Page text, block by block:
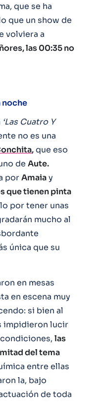
que se ha
que un show de
volviera a
las 00:35 no
noche
‘Las Cuatro Y
no es una
,que eso
de Aute.
porAmaiay
que tienen pinta
por tener unas
mucho al
única que su
en mesas
en escena muy
si bien al
impidieron lucir
las
del tema
entre ellas
la, bajo
de toda